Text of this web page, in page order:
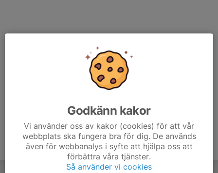
Godkänn kakor
Vi använder oss av kakor (cookies) för att vår
webbplats ska fungera bra för dig. De används
även för webbanalys i syfte att hjälpa oss att
förbättra våra tjänster.
Så använder vi cookies